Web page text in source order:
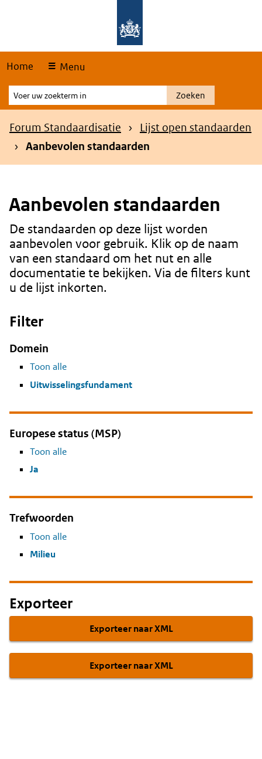
Home Menu
Voer
uw
zoekterm
Zoeken
Kruimelpad
Forum Standaardisatie
Lijst open standaarden
Aanbevolen standaarden
Aanbevolen standaarden
Content
De standaarden op deze lijst worden
aanbevolen voor gebruik. Klik op de naam
van een standaard om het nut en alle
documentatie te bekijken. Via de filters kunt
u de lijst inkorten.
Filter
Domein
Toon alle
Uitwisselingsfundament
Europese status (MSP)
Toon alle
Ja
Trefwoorden
Toon alle
Milieu
Exporteer
Exporteer naar XML
Exporteer naar XML